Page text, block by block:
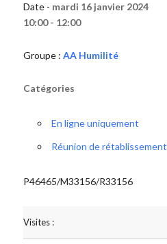
Date - mardi 16 janvier 2024
10:00 - 12:00
Groupe : AA Humilité
Catégories
En ligne uniquement
Réunion de rétablissement
P46465/M33156/R33156
Visites :